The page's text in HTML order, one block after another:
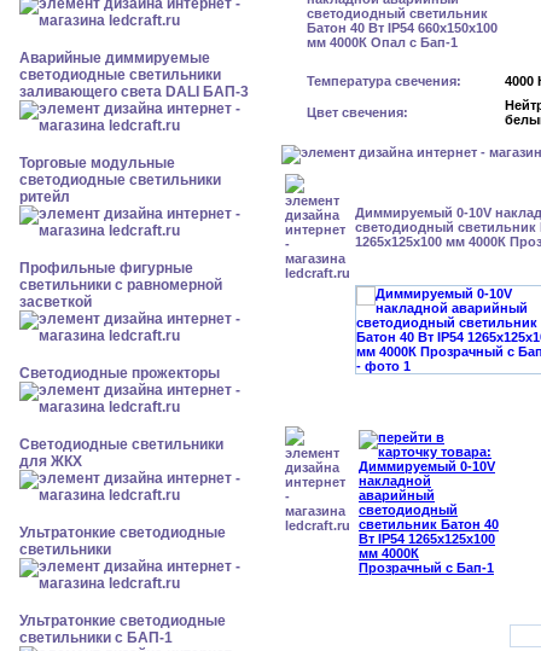
Аварийные диммируемые
светодиодные светильники
заливающего света DALI БАП-3
Торговые модульные
светодиодные светильники
ритейл
Профильные фигурные
светильники с равномерной
засветкой
Светодиодные прожекторы
Светодиодные светильники
для ЖКХ
Ультратонкие светодиодные
светильники
Ультратонкие светодиодные
светильники с БАП-1
Температура свечения: 4000
Цвет свечения:
Диммируемый 0-10V
светодиодный светильник
1265x125x100 мм 4000К